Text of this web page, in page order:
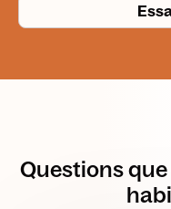
Questions